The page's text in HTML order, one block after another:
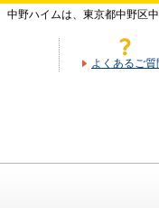
中野ハイムは、東京都中野区
よくあるご質